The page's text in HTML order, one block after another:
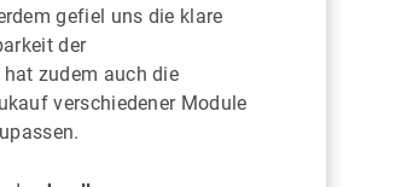
gefiel uns die klare
der
zudem auch die
verschiedener Module